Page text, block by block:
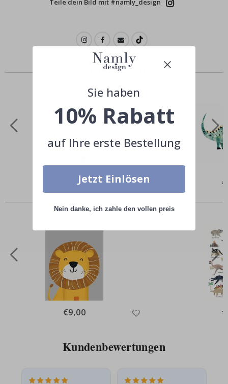
Teile dein Bild mit #namly_design
Ähnliche Produkte
Special
€9,00
Special
Price
€9,00
Kundenbewertungen
Sie haben
10% Rabatt
auf Ihre erste Bestellung
Jetzt Einlösen
Nein danke, ich zahle den vollen preis